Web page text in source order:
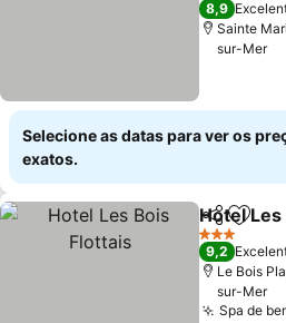
8,9
Sainte
sur-Mer
Selecione as datas para ver os
exatos.
Partilhar
Hotel
3 Estrelas
9,2
Le Bois
sur-Mer
Spa de